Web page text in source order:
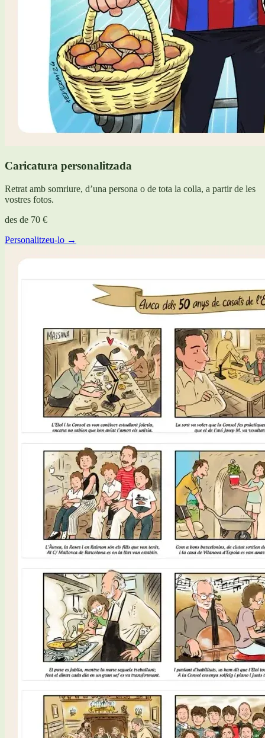
Caricatura personalitzada
Retrat amb somriure, d’una persona o de tota la colla, a partir de les
vostres fotos.
des de 70 €
Personalitzeu-lo →